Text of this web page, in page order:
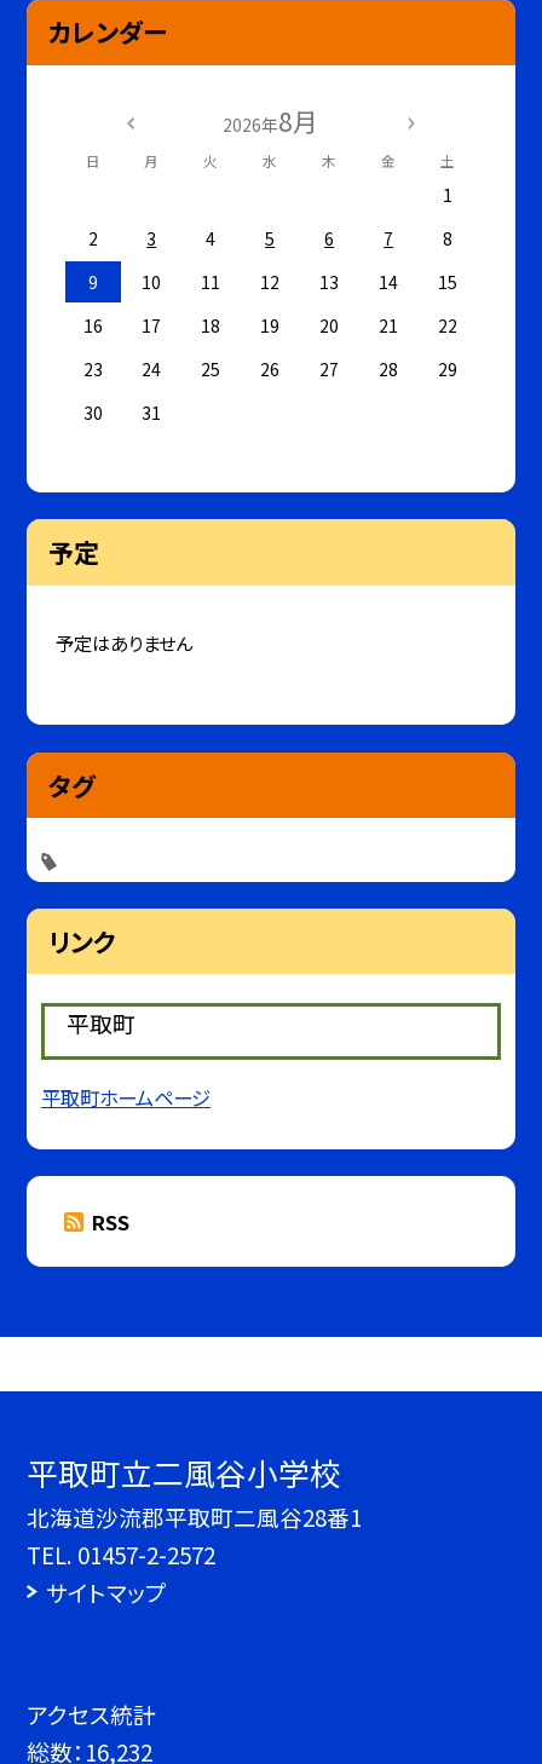
カレンダー
2026年8月
日 月 火 水 木 金 土
1
2
3 4 5 6 7
8
9
10 11 12 13 14
15
16
17 18 19 20 21
22
23
24 25 26 27 28
29
30
31
予定
予定はありません
タグ
リンク
平取町
平取町ホームページ
RSS
平取町立二風谷小学校
北海道沙流郡平取町二風谷28番1
TEL. 01457-2-2572
サイトマップ
アクセス統計
総数： 16,232